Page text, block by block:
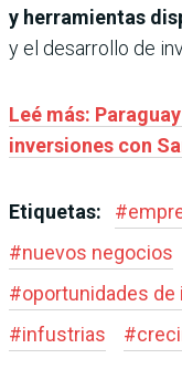
y herramientas
y el desarrollo de
Leé más:
inversiones con
Etiquetas: #
#nuevos negocios
#oportunidades de
#infustrias #